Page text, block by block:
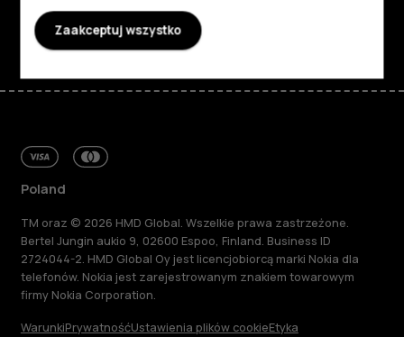
FacebookInstagramTiktok YoutubeLinkedin
Poland
TM oraz © 2026 HMD Global. Wszelkie prawa zastrzeżone.
Bertel Jungin aukio 9, 02600 Espoo, Finland. Business ID
2724044-2. HMD Global Oy jest licencjobiorcą marki Nokia dla
telefonów. Nokia jest zarejestrowanym znakiem towarowym
firmy Nokia Corporation.
WarunkiPrywatnośćUstawienia plików cookieEtyka
Zaakceptuj wszystko